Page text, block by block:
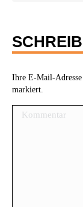
Ihre E-Mail-
markiert.
Kommentar